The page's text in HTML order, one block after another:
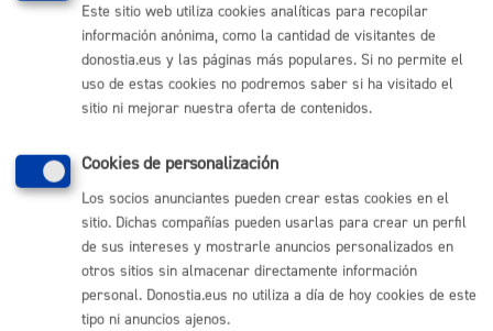
ONLINE
PRESENCIAL
TELÉFONO
MÁQUINA
Volver al índice Volver atrás
Comunícate con el Ayuntamiento de Donostia / San
Sebastián
Este sitio web utiliza cookies analíticas para recopilar
información anónima, como la cantidad de visitantes de
donostia.eus y las páginas más populares. Si no permite el
uso de estas cookies no podremos saber si ha visitado el
sitio ni mejorar nuestra oferta de contenidos.
Cookies de personalización
Los socios anunciantes pueden crear estas cookies en el
sitio. Dichas compañías pueden usarlas para crear un perfil
de sus intereses y mostrarle anuncios personalizados en
otros sitios sin almacenar directamente información
personal. Donostia.eus no utiliza a día de hoy cookies de este
tipo ni anuncios ajenos.